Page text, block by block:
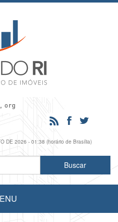
DE 2026 - 01:38 (horário de Brasília)